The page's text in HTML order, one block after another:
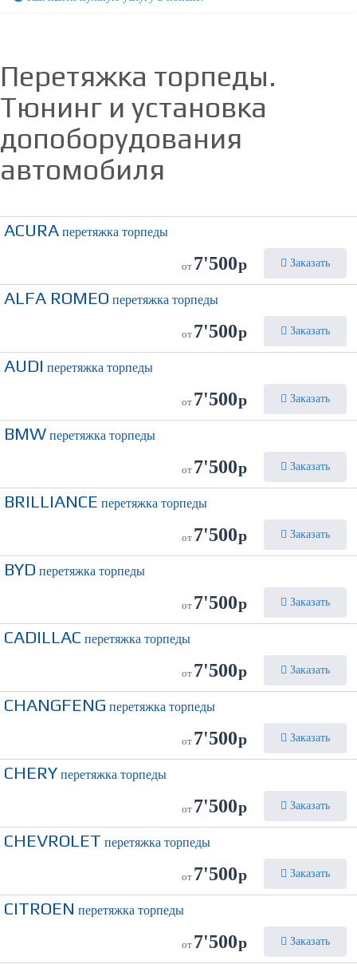
Перетяжка торпеды.
Тюнинг и установка
допоборудования
автомобиля
ACURA перетяжка торпеды
от 7'500р Заказать
ALFA ROMEO перетяжка торпеды
от 7'500р Заказать
AUDI перетяжка торпеды
от 7'500р Заказать
BMW перетяжка торпеды
от 7'500р Заказать
BRILLIANCE перетяжка торпеды
от 7'500р Заказать
BYD перетяжка торпеды
от 7'500р Заказать
CADILLAC перетяжка торпеды
от 7'500р Заказать
CHANGFENG перетяжка торпеды
от 7'500р Заказать
CHERY перетяжка торпеды
от 7'500р Заказать
CHEVROLET перетяжка торпеды
от 7'500р Заказать
CITROEN перетяжка торпеды
от 7'500р Заказать